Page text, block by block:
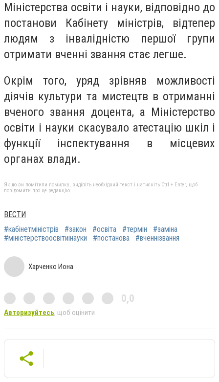
Міністерства освіти і науки, відповідно до
постанови Кабінету міністрів, відтепер
людям з інвалідністю першої групи
отримати вченні звання стає легше.
Окрім того, уряд зрівняв можливості
діячів культури та мистецтв в отриманні
вченого звання доцента, а Міністерство
освіти і науки скасувало атестацію шкіл і
функції інспектування в місцевих
органах влади.
Якщо ви помітили помилку, виділіть необхідний текст і натисніть Ctrl + Enter, щоб
повідомити про це редакцію
ВЕСТИ
#кабінетміністрів
#закон #освіта #термін
#заміна
#міністерствоосвітиінауки
#постанова #вченнізвання
Харченко Иона
0,0
Авторизуйтесь, щоб оцінити